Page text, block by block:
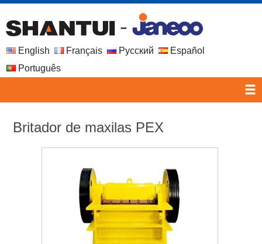
English Français Русский
Español
Português
Britador de maxilas PEX